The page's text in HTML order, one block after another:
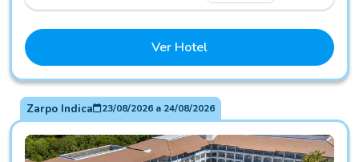
Ver Hotel
Zarpo Indica 23/08/2026a 24/08/2026